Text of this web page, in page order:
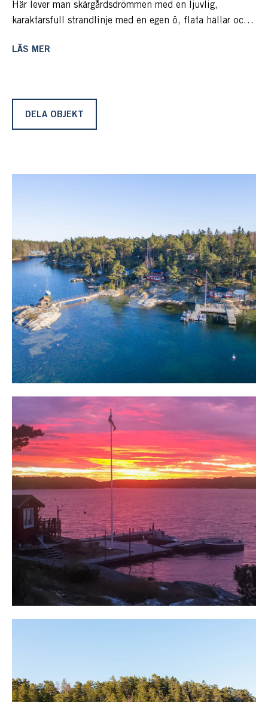
Här lever man skärgårdsdrömmen med en ljuvlig,
karaktärsfull strandlinje med en egen ö, flata hällar och
för båda motor- och segelbåt och bryggan följer berget
Här finns fem bostadshus som på senare år renoverats
till dagens finns skick. Här finns plats för den stora
familjen eller vänner som köper ihop med fristående,
Vi befinner oss på en tillgänglig skärgårdsö och här
skingrar sig molnen och lyser upp fastigheten från tidig
morgon till solnedgång. Vid Eknäs brygga finns möjlighet
till båtplats. Från bryggan är man snabbt ute på ön och
vill man pendla från centrala Stockholm tar resan med
bil till bryggan och båtfärden ut cirka 45 minuter. Vill
man så går det även reguljär busstrafik till Eknäs.
Framme på ön sker förtöjning längs med en av bryggorna.
Djupet är väl tilltaget och plats finns för flera båtar. Den
skärgårdslivet, flata hällar, långgrund sandstrand och en
gångbro över till den egna ön som gör inramningen
komplett.
Direkt vid bryggan möter hus fyra. Huset omges av en
stor altan och här blickar man ut över vacker skärgård.
Huset består av två delar som sammanbinds med ett
sällskapsrum.Den ena delen inrymmer förråd och
helkaklat badrum med förbränningstoalett, dusch och
handfat. Den andra delen består av ett stort rum med
kök, matplats och sällskapsrum. Centralt i rummet finns
en kamin. Stora fönster mot sjösidan bjuder på en härlig
och en stor veranda från vilken magiska solnedgångar
upplevs.
LÄS MER
DELA OBJEKT